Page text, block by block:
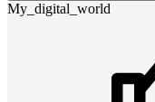
My_digital_world